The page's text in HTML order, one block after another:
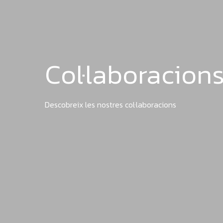
Descobreix les nostres col·laboracions